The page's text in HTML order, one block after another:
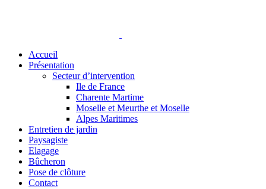
Accueil
Présentation
Secteur d’intervention
Ile de France
Charente Martime
Moselle et Meurthe et Moselle
Alpes Maritimes
Entretien de jardin
Paysagiste
Elagage
Bûcheron
Pose de clôture
Contact